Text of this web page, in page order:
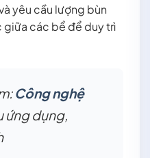
yêu cầu lượng bùn
giữa các bể để duy trì
Công nghệ
ứng dụng,